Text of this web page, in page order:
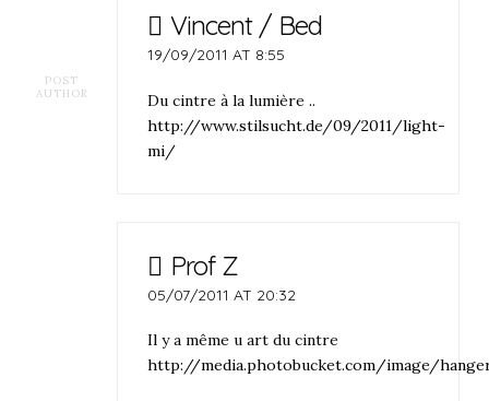
POST
AUTHOR
Vincent / Bed
19/09/2011 AT 8:55
Du cintre à la lumière ..
http://www.stilsucht.de/09/2011/light-
mi/
Prof Z
05/07/2011 AT 20:32
Il y a même u art du cintre
http://media.photobucket.com/image/